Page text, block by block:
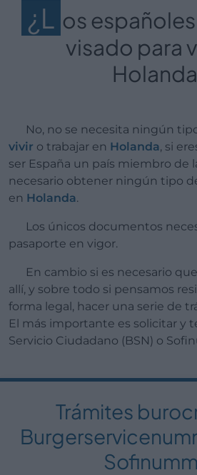
¿L os
visado para
No, no se necesita ningún
vivir o trabajar en Holanda, si
ser España un país miembro de
necesario obtener ningún tipo
en Holanda.
Los únicos documentos necesarios son el DNI o el
pasaporte en vigor.
En cambio si es necesario que cuando se llegue
allí, y sobre todo si pensamos
forma legal, hacer una serie de
El más importante es solicitar y
Servicio Ciudadano (BSN) o
Trámites